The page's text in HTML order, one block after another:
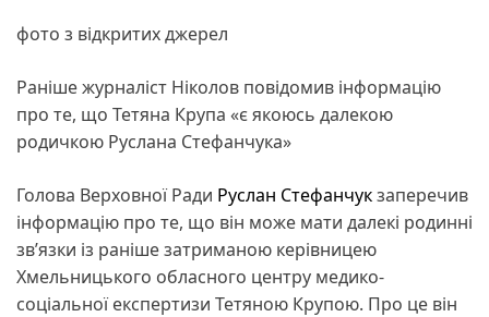
фото з відкритих джерел
Раніше журналіст Ніколов повідомив інформацію
про те, що Тетяна Крупа «є якоюсь далекою
родичкою Руслана Стефанчука»
Голова Верховної Ради Руслан Стефанчукзаперечив
інформацію про те, що він може мати далекі родинні
зв’язки із раніше затриманою керівницею
Хмельницького обласного центру медико-
соціальної експертизи Тетяною Крупою. Про це він